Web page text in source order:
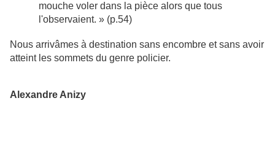
mouche voler dans la pièce alors que tous
l'observaient. » (p.54)
Nous arrivâmes à destination sans encombre et sans avoir
atteint les sommets du genre policier.
Alexandre Anizy